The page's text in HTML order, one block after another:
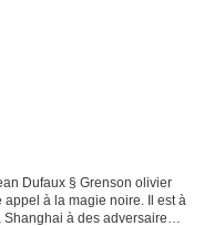
Dufaux § Grenson olivier
appel à la magie noire. Il est à
à des adversaires